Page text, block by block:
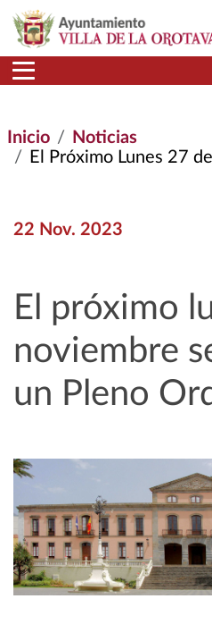
Pasar al contenido principal
Inicio
Noticias
El Próximo Lunes 27 de
22 Nov. 2023
El próximo
noviembre
un Pleno